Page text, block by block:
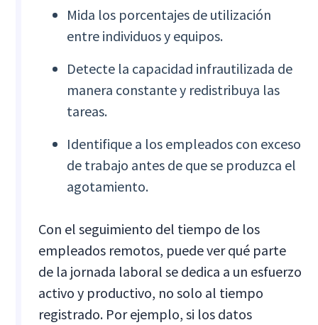
Mida los porcentajes de utilización
entre individuos y equipos.
Detecte la capacidad infrautilizada de
manera constante y redistribuya las
tareas.
Identifique a los empleados con exceso
de trabajo antes de que se produzca el
agotamiento.
Con el seguimiento del tiempo de los
empleados remotos, puede ver qué parte
de la jornada laboral se dedica a un esfuerzo
activo y productivo, no solo al tiempo
registrado. Por ejemplo, si los datos